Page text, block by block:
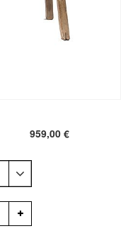
959,00 €